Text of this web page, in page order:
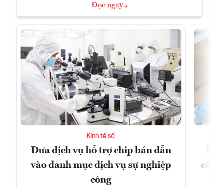
Đọc ngay
Kinh tế số
Đưa dịch vụ hỗ trợ chip bán dẫn
vào danh mục dịch vụ sự nghiệp
công